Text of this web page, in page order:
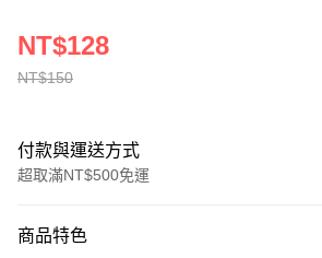
NT$150
NT$128
付款與運送方式
超取滿NT$500免運
信用卡一次付款
商品特色